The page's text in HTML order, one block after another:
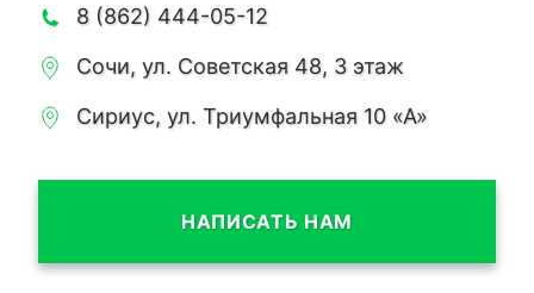
8 (862) 444-05-12
Сочи, ул. Советская 48, 3 этаж
Сириус, ул. Триумфальная 10 «А»
НАПИСАТЬ НАМ